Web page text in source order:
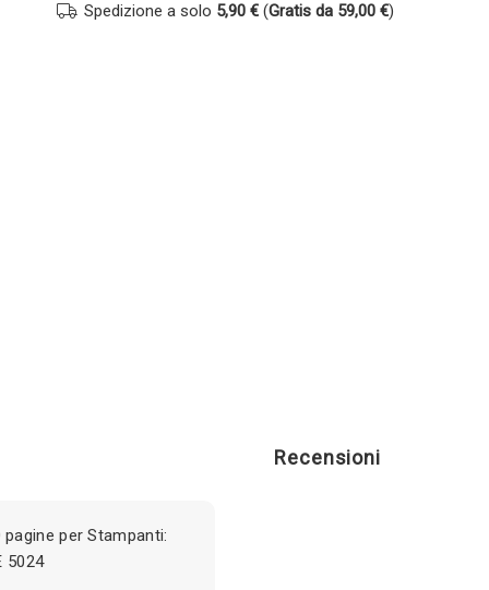
quantità
Spedizione a solo 5,90 € (Gratis da 59,00 €)
per Stampanti:
5024
Recensioni